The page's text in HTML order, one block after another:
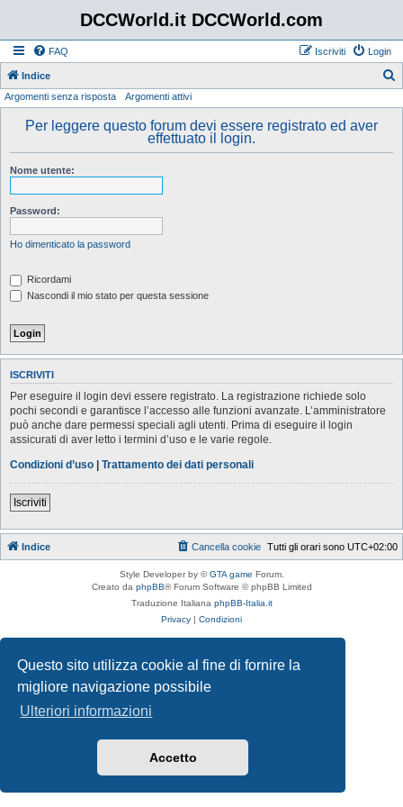
Questo sito utilizza cookie al fine di fornire la
migliore navigazione possibile
Ulteriori informazioni
Accetto
DCCWorld.it DCCWorld.com
FAQ Login
Iscriviti
Indice
Argomenti senza risposta Argomenti attivi
Per leggere questo forum devi essere registrato ed aver
effettuato il login.
Nome utente:
Password:
Ho dimenticato la password
Ricordami
Nascondi il mio stato per questa sessione
ISCRIVITI
Per eseguire il login devi essere registrato. La registrazione richiede solo
pochi secondi e garantisce l’accesso alle funzioni avanzate. L’amministratore
può anche dare permessi speciali agli utenti. Prima di eseguire il login
assicurati di aver letto i termini d’uso e le varie regole.
Condizioni d’uso | Trattamento dei dati personali
Iscriviti
Indice Tutti gli orari sono UTC+02:00
Cancella cookie
Style Developer by ©GTA game Forum.
Creato da phpBB® Forum Software © phpBB Limited
Traduzione Italiana phpBB-Italia.it
Privacy | Condizioni